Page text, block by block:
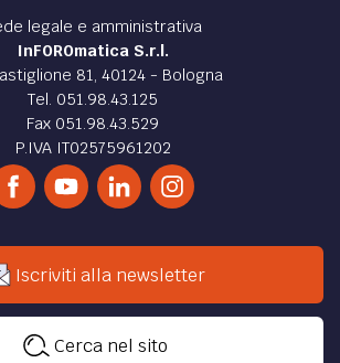
legale e amministrativa
InFOROmatica S.r.l.
81, 40124 - Bologna
Tel. 051.98.43.125
Fax 051.98.43.529
P.IVA IT02575961202
Iscriviti alla newsletter
Cerca nel sito